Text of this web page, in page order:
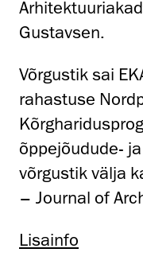
Gustavsen.
Võrgustik sai
rahastuse
õppejõudude-
võrgustik välja
– Journal of
Lisainfo